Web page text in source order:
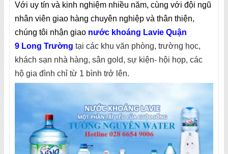
Với uy tín và kinh nghiệm nhiều năm, cùng với đội ngũ
nhân viên giao hàng chuyên nghiệp và thân thiện,
chúng tôi nhận giao nước khoáng Lavie Quận
9 Long Trường tại các khu văn phòng, trường học,
khách sạn nhà hàng, sân gold, sự kiện- hội họp, các
hộ gia đình chỉ từ 1 bình trở lên.